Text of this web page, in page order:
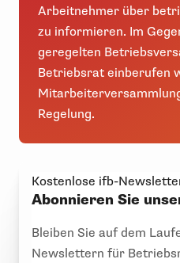
Arbeitnehmer über
zu informieren. Im
geregelten
Betriebsrat einberufen
Regelung.
Kostenlose ifb-
Abonnieren Sie
Bleiben Sie auf dem
Newslettern für